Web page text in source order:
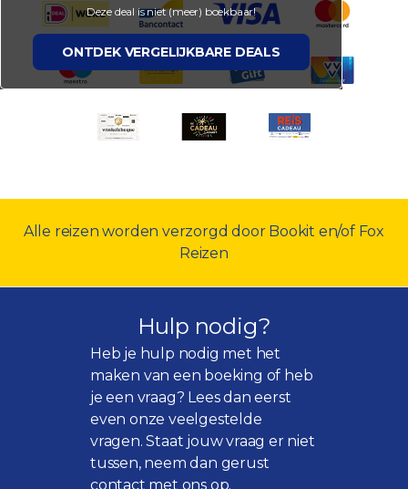
Deze deal is niet (meer) boekbaar!
ONTDEK VERGELIJKBARE DEALS
Alle reizen worden verzorgd door Bookit en/of Fox
Reizen
Hulp nodig?
Heb je hulp nodig met het
maken van een boeking of heb
je een vraag? Lees dan eerst
even onzeveelgestelde
vragen. Staat jouw vraag er niet
tussen, neem dan gerust
contact met ons op.